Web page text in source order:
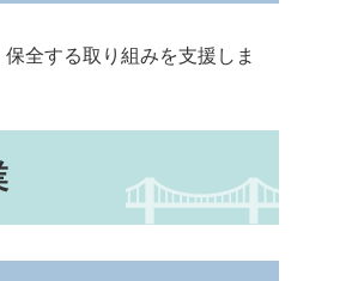
全する取り組みを支援しま